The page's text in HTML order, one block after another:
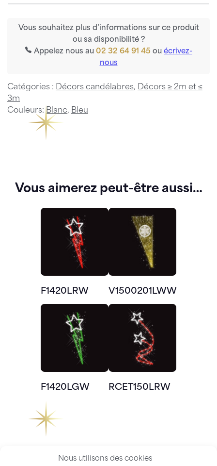
Nous utilisons des cookies
Vous souhaitez plus d’informations sur ce produit
ou sa disponibilité ?
Appelez nous au 02 32 64 91 45 ou écrivez-
nous
Catégories : Décors candélabres, Décors ≥ 2m et ≤
3m
Couleurs:Blanc, Bleu
Vous aimerez peut-être aussi…
F1420LRW V1500201LWW
F1420LGW RCET150LRW